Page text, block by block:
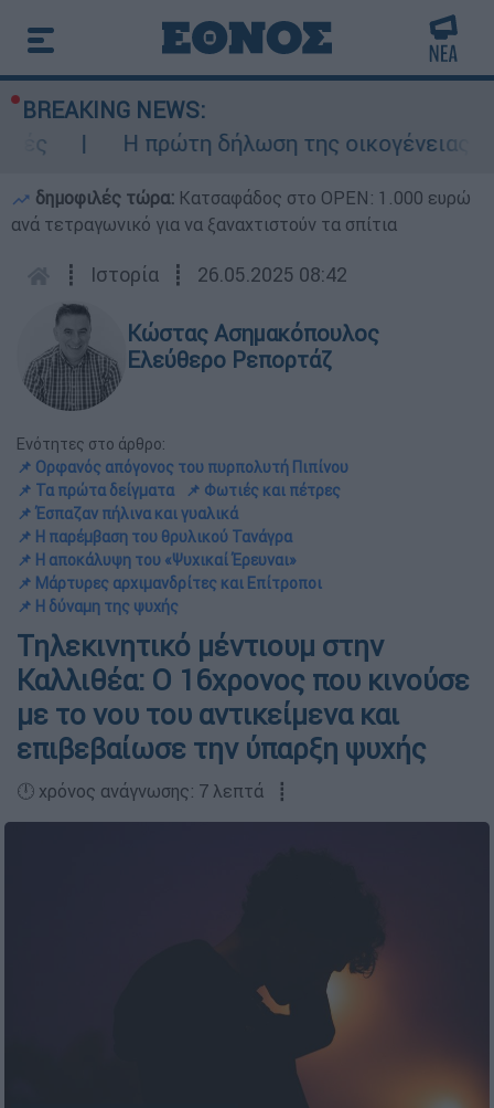
BREAKING NEWS:
Η πρώτη δήλωση της οικογένειας της
δημοφιλές τώρα: Κατσαφάδος στο OPEN: 1.000 ευρώ
ανά τετραγωνικό για να ξαναχτιστούν τα σπίτια
┋ Ιστορία ┋ 26.05.2025 08:42
Κώστας Ασημακόπουλος
Ελεύθερο Ρεπορτάζ
Ενότητες στο άρθρο:
📌 Ορφανός απόγονος του πυρπολυτή Πιπίνου
📌 Τα πρώτα δείγματα
📌 Φωτιές και πέτρες
📌 Έσπαζαν πήλινα και γυαλικά
📌 Η παρέμβαση του θρυλικού Τανάγρα
📌 Η αποκάλυψη του «Ψυχικαί Έρευναι»
📌 Μάρτυρες αρχιμανδρίτες και Επίτροποι
📌 Η δύναμη της ψυχής
Τηλεκινητικό μέντιουμ στην
Καλλιθέα: Ο 16χρονος που κινούσε
με το νου του αντικείμενα και
επιβεβαίωσε την ύπαρξη ψυχής
🕛 χρόνος ανάγνωσης: 7 λεπτά ┋